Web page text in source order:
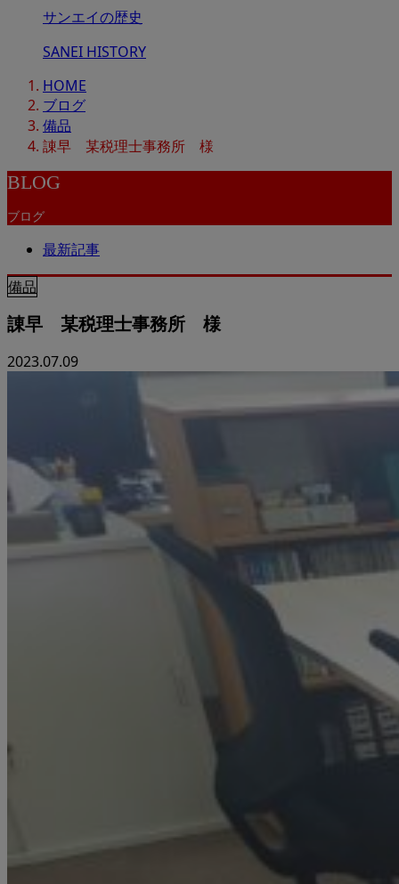
サンエイの歴史
SANEI HISTORY
HOME
ブログ
備品
諌早 某税理士事務所 様
BLOG
ブログ
最新記事
備品
諌早 某税理士事務所 様
2023.07.09